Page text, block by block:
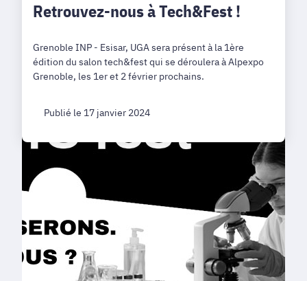
Retrouvez-nous à Tech&Fest !
Grenoble INP - Esisar, UGA sera présent à la 1ère
édition du salon tech&fest qui se déroulera à Alpexpo
Grenoble, les 1er et 2 février prochains.
Publié le 17 janvier 2024